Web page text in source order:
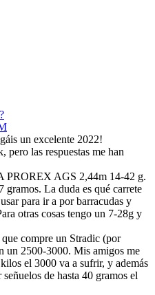
un excelente 2022!
pero las respuestas me han
PROREX AGS 2,44m 14-42 g.
gramos. La duda es qué carrete
para ir a por barracudas y
otras cosas tengo un 7-28g y
compre un Stradic (por
un 2500-3000. Mis amigos me
el 3000 va a sufrir, y además
de hasta 40 gramos el